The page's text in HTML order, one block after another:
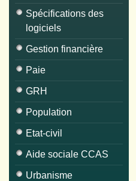
Spécifications des
logiciels
Gestion financière
Paie
GRH
Population
Etat-civil
Aide sociale CCAS
Urbanisme